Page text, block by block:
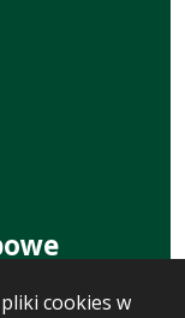
cookies w